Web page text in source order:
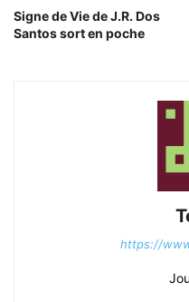
Signe de Vie de J.R. Dos
Santos sort en poche
https://